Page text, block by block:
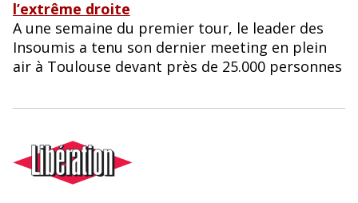
l’extrême droite
A une semaine du premier tour, le leader des
Insoumis a tenu son dernier meeting en plein
air à Toulouse devant près de 25.000 personnes